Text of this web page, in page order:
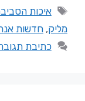
איכות
מליק, חדשות
כתיבת